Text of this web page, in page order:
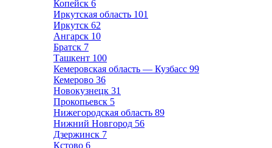
Копейск 6
Иркутская область 101
Иркутск 62
Ангарск 10
Братск 7
Ташкент 100
Кемеровская область — Кузбасс 99
Кемерово 36
Новокузнецк 31
Прокопьевск 5
Нижегородская область 89
Нижний Новгород 56
Дзержинск 7
Кстово 6